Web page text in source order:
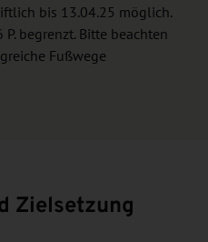
bis 13.04.25 möglich.
begrenzt. Bitte beachten
Fußwege
Zielsetzung